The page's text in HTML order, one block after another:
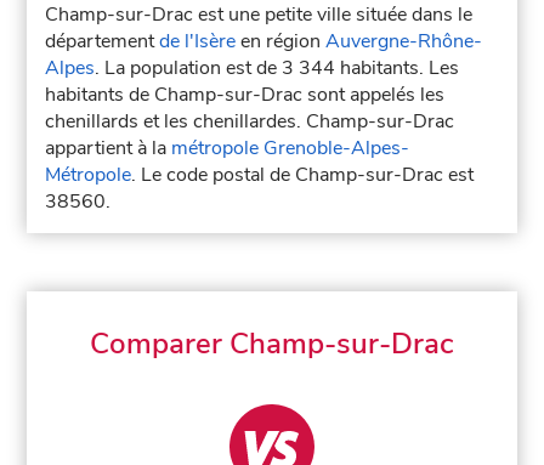
Champ-sur-Drac est une petite ville située dans le
départementde l'Isèreen régionAuvergne-Rhône-
Alpes. La population est de 3 344 habitants. Les
habitants de Champ-sur-Drac sont appelés les
chenillards et les chenillardes. Champ-sur-Drac
appartient à la métropole Grenoble-Alpes-
Métropole. Le code postal de Champ-sur-Drac est
38560.
Comparer Champ-sur-Drac